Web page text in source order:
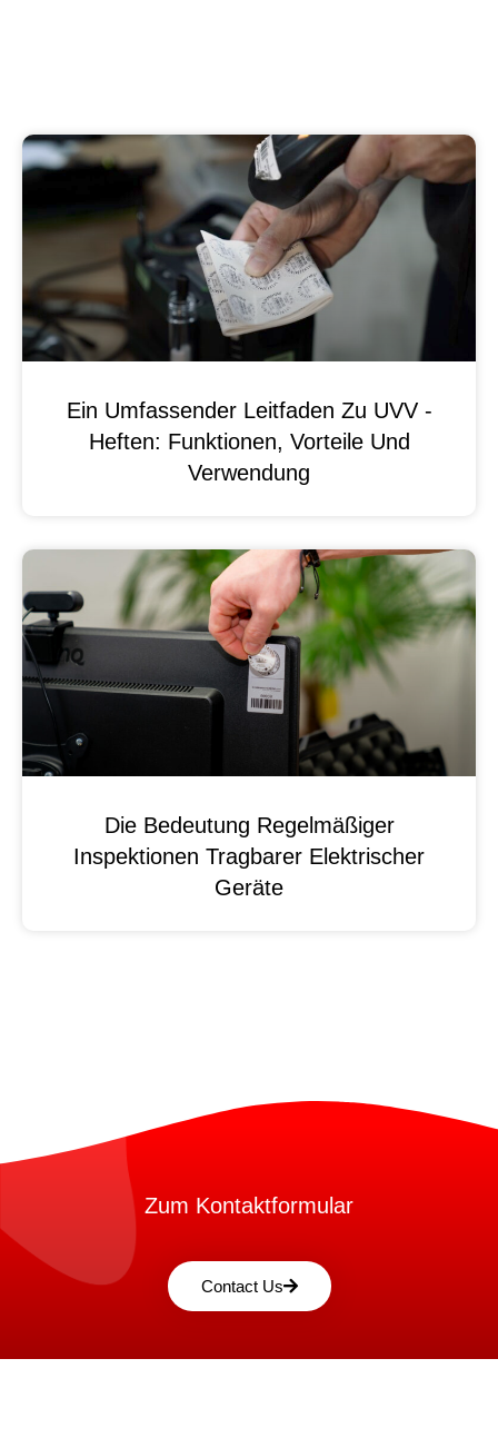
Ein Umfassender Leitfaden Zu UVV -
Heften: Funktionen, Vorteile Und
Verwendung
Die Bedeutung Regelmäßiger
Inspektionen Tragbarer Elektrischer
Geräte
Zum Kontaktformular
Contact Us